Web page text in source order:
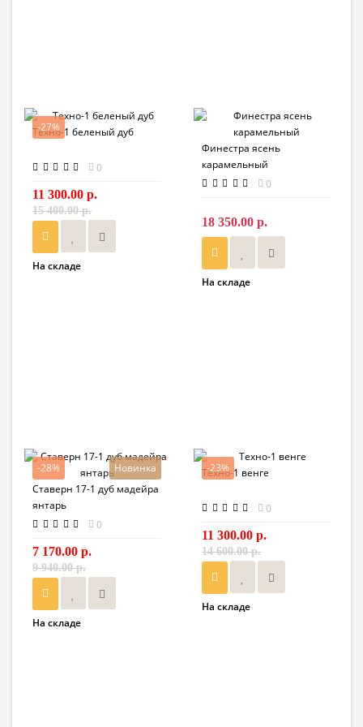
-27%
Техно-1 беленый дуб
0
11 300.00 р.
15 400.00 р.
На складе
Финестра ясень
карамельный
0
18 350.00 р.
На складе
-28%
Новинка
Ставерн 17-1 дуб мадейра
янтарь
0
7 170.00 р.
9 940.00 р.
На складе
-23%
Техно-1 венге
0
11 300.00 р.
14 600.00 р.
На складе